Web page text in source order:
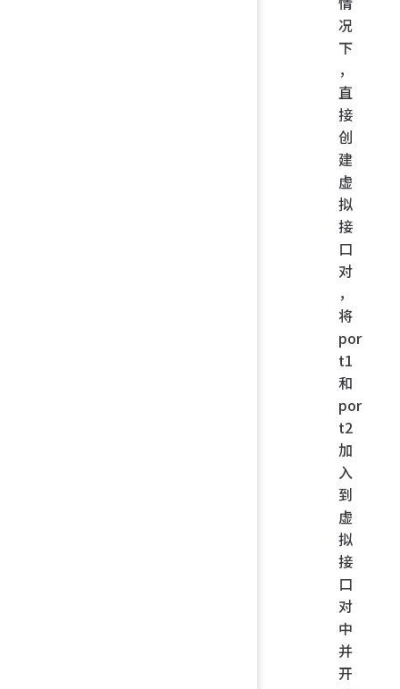
况
下
，
直
接
创
建
虚
拟
接
口
对
，
将
por
t1
和
por
t2
加
入
到
虚
拟
接
口
对
中
并
开